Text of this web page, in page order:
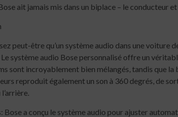
ait jamais mis dans un biplace – le conducteur
peut-être qu’un système audio dans une voiture
système audio Bose personnalisé offre un
sont incroyablement bien mélangés, tandis que
reproduit également un son à 360 degrés, de
Bose a conçu le système audio pour ajuster